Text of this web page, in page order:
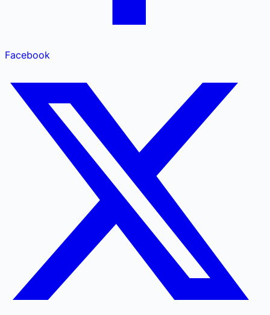
Facebook